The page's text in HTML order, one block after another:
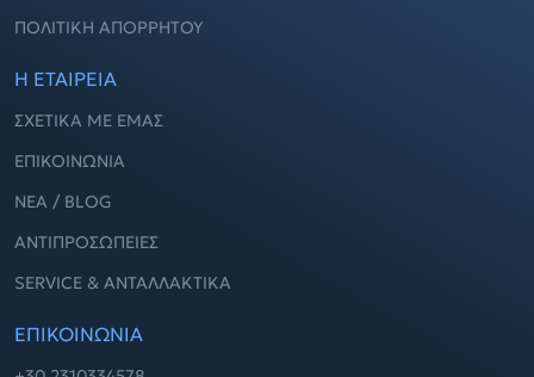
ΠΟΛΙΤΙΚΉ ΑΠΟΡΡΉΤΟΥ
Η ΕΤΑΙΡΕΙΑ
ΣΧΕΤΙΚΆ ΜΕ ΕΜΆΣ
ΕΠΙΚΟΙΝΩΝΊΑ
ΝΈΑ / BLOG
ΑΝΤΙΠΡΟΣΩΠΕΊΕΣ
SERVICE & ΑΝΤΑΛΛΑΚΤΙΚΆ
ΕΠΙΚΟΙΝΩΝΙΑ